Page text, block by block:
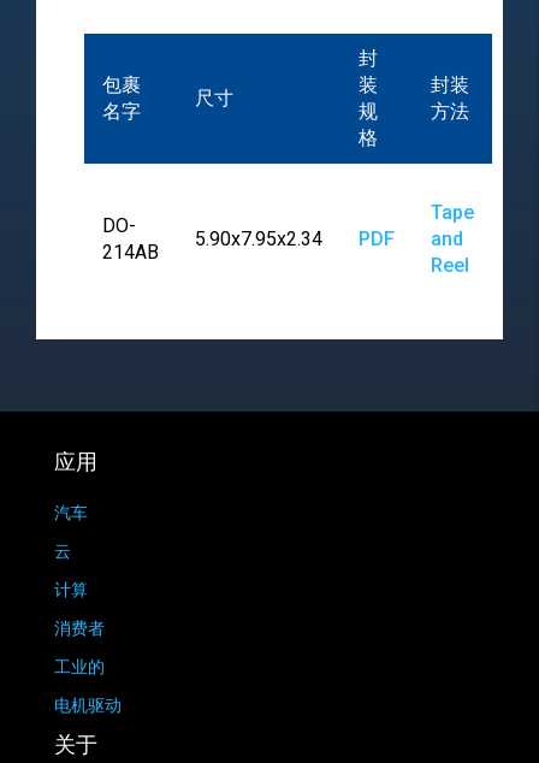
包裹
名字
尺寸
封
装
规
格
封装
方法
DO-
214AB
5.90x7.95x2.34 PDF
Tape
and
Reel
应用
汽车
云
计算
消费者
工业的
电机驱动
关于